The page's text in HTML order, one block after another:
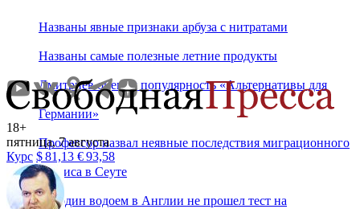
Названы явные признаки арбуза с нитратами
Названы самые полезные летние продукты
Дмитриев оценил популярность «Альтернативы для
Германии»
Профессор назвал неявные последствия миграционного
кризиса в Сеуте
Ни один водоем в Англии не прошел тест на
18+
пятница, 7 августа
Курс $81,13 €93,58